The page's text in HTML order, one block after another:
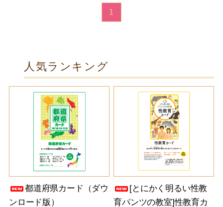
1
人気ランキング
都道府県カード（ダウ
ンロード版）
[とにかく明るい性教
育パンツの教室]性教育カ